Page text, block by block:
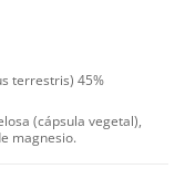
terrestris) 45%
(cápsula vegetal),
magnesio.